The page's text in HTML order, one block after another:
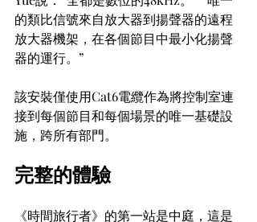
的類比信號來自放大器到揚聲器的遠程
放大器機架，在各個節目中最小化揚聲
器的運行。”
該安裝僅使用Cat6電纜作為將控制室連
接到每個節目和每個場景的唯一基礎設
施，跨所有部門。
完整的體驗
《時間旅行者》的第一站是中庭，這是